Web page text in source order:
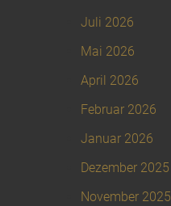
Juli 2026
Mai 2026
April 2026
Februar 2026
Januar 2026
Dezember 2025
November 2025